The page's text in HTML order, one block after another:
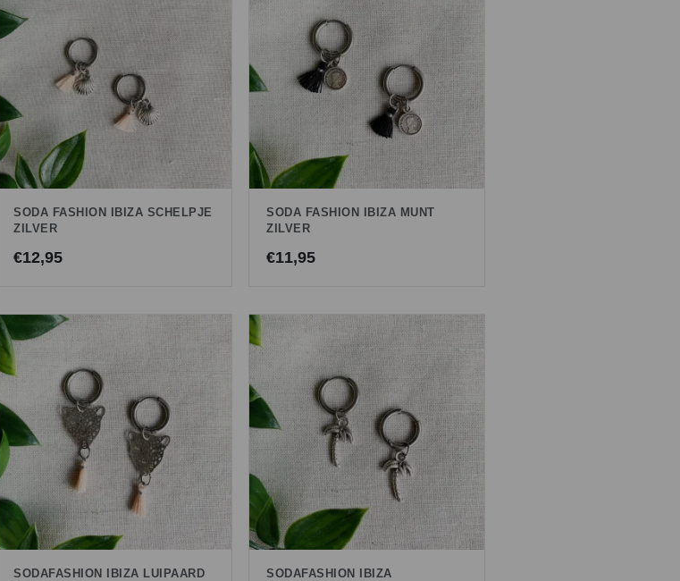
SODA FASHION IBIZA SCHELPJE
ZILVER
€12,95
SODA FASHION IBIZA MUNT
ZILVER
€11,95
SODAFASHION IBIZA LUIPAARD
SODAFASHION IBIZA